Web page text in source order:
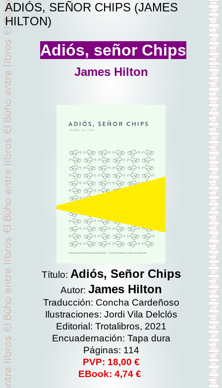
ADIÓS, SEÑOR CHIPS (JAMES
HILTON)
Adiós, señor Chips
James Hilton
Título: Adiós, Señor Chips
Autor: James Hilton
Traducción: Concha Cardeñoso
Ilustraciones: Jordi Vila Delclós
Editorial: Trotalibros, 2021
Encuadernación: Tapa dura
Páginas: 114
PVP: 18,00 €
EBook: 4,74 €